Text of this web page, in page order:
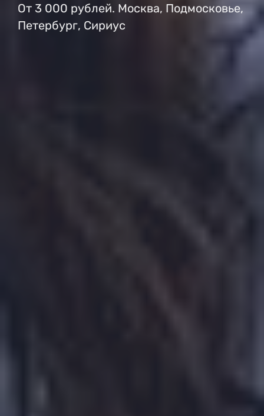
От 3 000 рублей. Москва, Подмосковье,
Петербург, Сириус